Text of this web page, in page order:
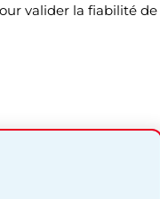
valider la fiabilité de